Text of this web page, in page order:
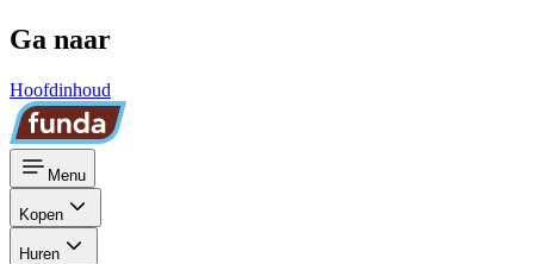
Ga naar
Hoofdinhoud
Menu
Kopen
Huren